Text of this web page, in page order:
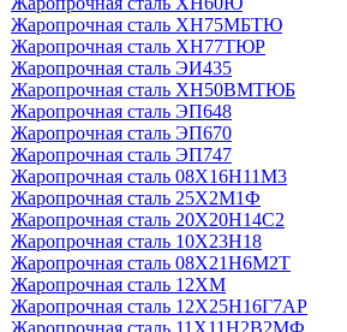
Жаропрочная сталь ХН75МБТЮ
Жаропрочная сталь ХН77ТЮР
Жаропрочная сталь ЭИ435
Жаропрочная сталь ХН50ВМТЮБ
Жаропрочная сталь ЭП648
Жаропрочная сталь ЭП670
Жаропрочная сталь ЭП747
Жаропрочная сталь 08Х16Н11М3
Жаропрочная сталь 25Х2М1Ф
Жаропрочная сталь 20Х20Н14С2
Жаропрочная сталь 10Х23Н18
Жаропрочная сталь 08Х21Н6М2Т
Жаропрочная сталь 12ХМ
Жаропрочная сталь 12Х25Н16Г7АР
Жаропрочная сталь 11Х11Н2В2МФ